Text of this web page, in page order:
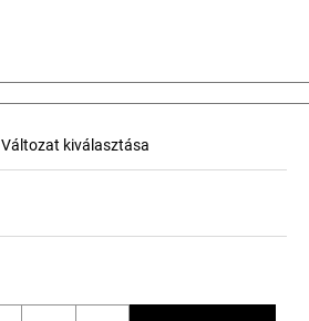
Változat kiválasztása